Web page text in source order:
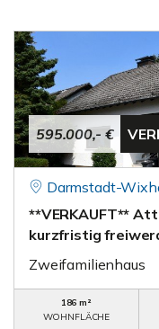
595.000,- €
Darmstadt-
**VERKAUFT**
kurzfristig
Zweifamilienhaus
186 m²
WOHNFLÄCHE